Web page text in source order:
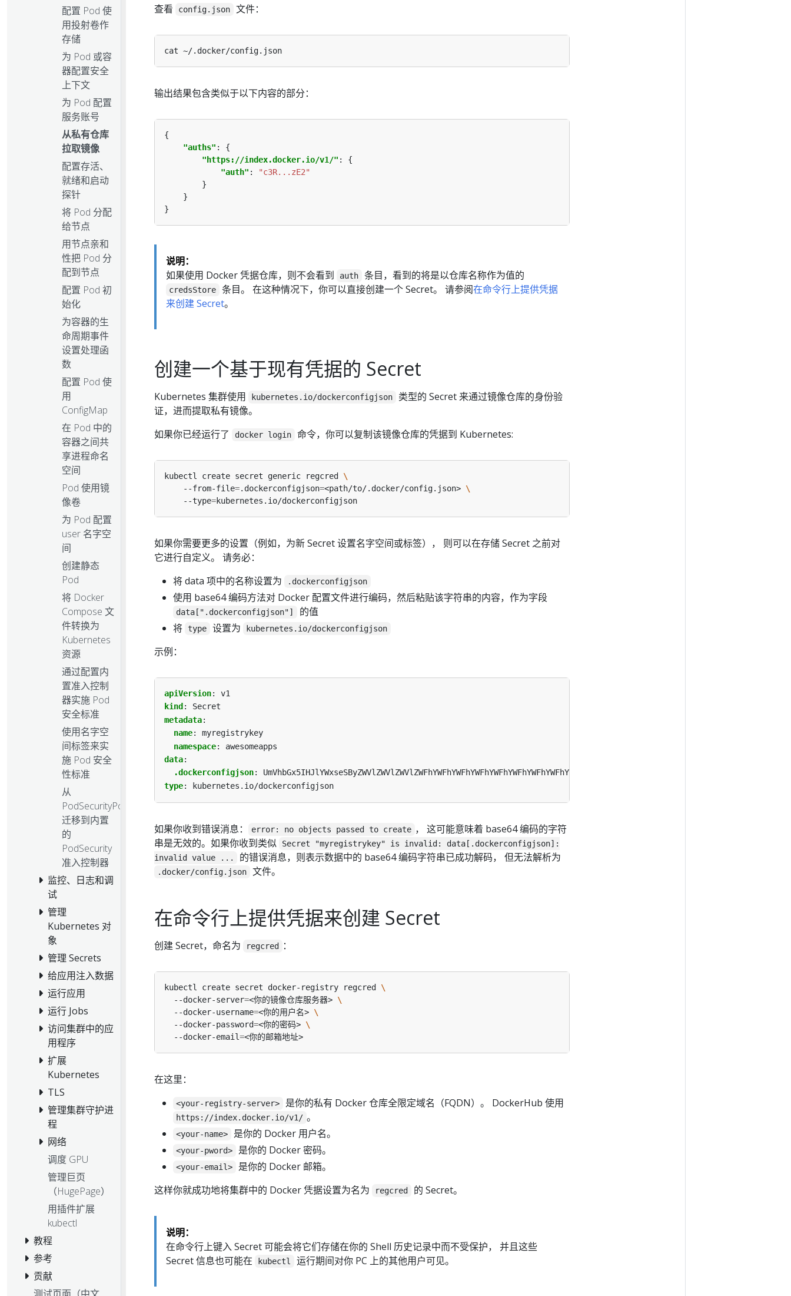
配置 Pod 使
用投射卷作
存储
为 Pod 或容
器配置安全
上下文
为 Pod 配置
服务账号
从私有仓库
拉取镜像
配置存活、
就绪和启动
探针
将 Pod 分配
给节点
用节点亲和
性把 Pod 分
配到节点
配置 Pod 初
始化
为容器的生
命周期事件
设置处理函
数
配置 Pod 使
用
ConfigMap
在 Pod 中的
容器之间共
享进程命名
空间
Pod 使用镜
像卷
为 Pod 配置
user 名字空
间
创建静态
Pod
将 Docker
Compose 文
件转换为
Kubernetes
资源
通过配置内
置准入控制
器实施 Pod
安全标准
使用名字空
间标签来实
施 Pod 安全
性标准
从
PodSecurityPolicy
迁移到内置
的
PodSecurity
准入控制器
监控、日志和调
试
管理
Kubernetes 对
象
管理 Secrets
给应用注入数据
运行应用
运行 Jobs
访问集群中的应
用程序
扩展
Kubernetes
TLS
管理集群守护进
程
网络
调度 GPU
管理巨页
（HugePage）
用插件扩展
kubectl
教程
参考
贡献
查看
config.json 文件：
输出结果包含类似于以下内容的部分：
"auths"
"https://index.docker.io/v1/"
"auth" :
"c3R...zE2"
说明：
如果使用 Docker 凭据仓库，则不会看到
auth 条目，看到的将是以仓库名称作为值的
credsStore 条目。 在这种情况下，你可以直接创建一个 Secret。 请参阅在命令行上提供凭据
来创建 Secret。
创建一个基于现有凭据的 Secret
Kubernetes 集群使用 kubernetes.io/dockerconfigjson
类型的 Secret 来通过镜像仓库的身份验
证，进而提取私有镜像。
如果你已经运行了
docker login 命令，你可以复制该镜像仓库的凭据到 Kubernetes:
kubectl create secret generic regcred
    --from-file
=.dockerconfigjson=<path/to/.docker/config.json>
    --type
=
如果你需要更多的设置（例如，为新 Secret 设置名字空间或标签）， 则可以在存储 Secret 之前对
它进行自定义。 请务必：
将 data 项中的名称设置为
.dockerconfigjson
使用 base64 编码方法对 Docker 配置文件进行编码，然后粘贴该字符串的内容，作为字段
data[".dockerconfigjson"]
的值
将 type 设置为 kubernetes.io/dockerconfigjson
示例：
apiVersion:
v1
kind :
Secret
metadata:
name:
myregistrykey
namespace:
awesomeapps
data:
.dockerconfigjson:
type: kubernetes.io/dockerconfigjson
如果你收到错误消息： error: no objects passed to create ， 这可能意味着 base64 编码的字符
串是无效的。如果你收到类似
Secret "myregistrykey" is invalid: data[.dockerconfigjson]:
invalid value ...
的错误消息，则表示数据中的 base64 编码字符串已成功解码， 但无法解析为
.docker/config.json 文件。
在命令行上提供凭据来创建 Secret
创建 Secret，命名为 regcred ：
kubectl create secret docker-registry regcred
  --docker-server
=<你的镜像仓库服务器>
  --docker-username
=<你的用户名>
  --docker-password
=<你的密码>
  --docker-email
=
在这里：
<your-registry-server> 是你的私有 Docker 仓库全限定域名（FQDN）。 DockerHub 使用
https://index.docker.io/v1/ 。
<your-name> 是你的 Docker 用户名。
<your-pword> 是你的 Docker 密码。
<your-email>
是你的 Docker 邮箱。
这样你就成功地将集群中的 Docker 凭据设置为名为
regcred 的 Secret。
说明：
在命令行上键入 Secret 可能会将它们存储在你的 Shell 历史记录中而不受保护， 并且这些
Secret 信息也可能在
kubectl 运行期间对你 PC 上的其他用户可见。